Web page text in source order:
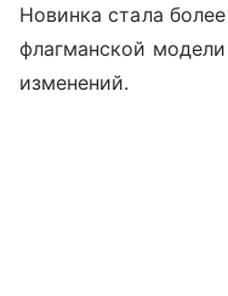
Новинка стала
флагманской
изменений.